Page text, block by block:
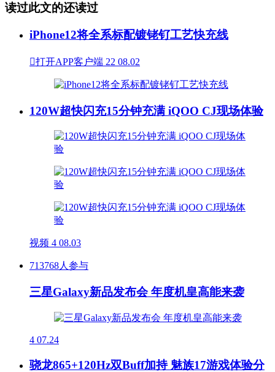
读过此文的还读过
iPhone12将全系标配镀铑钌工艺快充线
打开APP客户端 22 08.02
120W超快闪充15分钟充满 iQOO CJ现场体验
视频 4 08.03
713768人参与
三星Galaxy新品发布会 年度机皇高能来袭
4 07.24
骁龙865+120Hz双Buff加持 魅族17游戏体验分